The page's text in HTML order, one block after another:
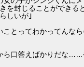
を封じることができる
しいが｣
ことってわかってんな
ら口答えばかりだな……